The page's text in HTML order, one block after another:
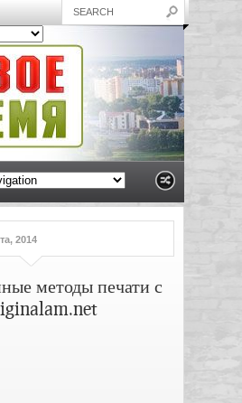
2014
методы печати с